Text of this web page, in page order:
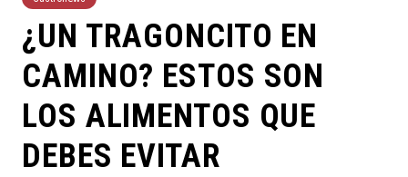
¿UN TRAGONCITO EN
CAMINO? ESTOS SON
LOS ALIMENTOS QUE
DEBES EVITAR